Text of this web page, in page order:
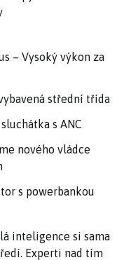
– Vysoký výkon za
střední třída
s ANC
nového vládce
s powerbankou
inteligence si sama
Experti nad tím